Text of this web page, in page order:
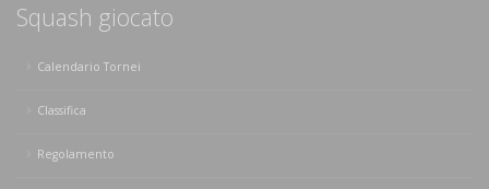
Squash giocato
Calendario Tornei
Classifica
Regolamento